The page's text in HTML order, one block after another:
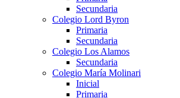
Secundaria
Colegio Lord Byron
Primaria
Secundaria
Colegio Los Alamos
Secundaria
Colegio María Molinari
Inicial
Primaria